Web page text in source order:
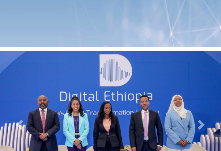
Previous Next